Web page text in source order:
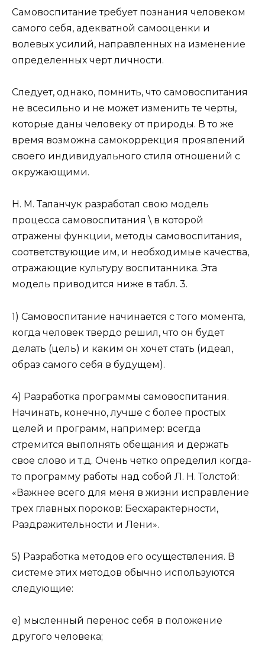
Самовоспитание требует познания человеком
самого себя, адекватной самооценки и
волевых усилий, направленных на изменение
определенных черт личности.
Следует, однако, помнить, что самовоспитания
не всесиль­но и не может изменить те черты,
которые даны человеку от природы. В то же
время возможна самокоррекция про­явлений
своего индивидуального стиля отношений с
окру­жающими.
Н. М. Таланчук разработал свою модель
процесса само­воспитания \ в которой
отражены функции, методы само­воспитания,
соответствующие им, и необходимые качества,
отражающие культуру воспитанника. Эта
модель приводит­ся ниже в табл. 3.
1) Самовоспитание начинается с того момента,
когда человек твердо решил, что он будет
делать (цель) и каким он хочет стать (идеал,
образ самого себя в будущем).
4) Разработка программы самовоспитания.
Начинать, конечно, лучше с более простых
целей и программ, например: всегда
стремится выполнять обещания и держать
свое слово и т.д. Очень четко определил когда-
то программу работы над собой Л. Н. Толстой:
«Важнее всего для меня в жизни исправление
трех главных пороков: Бесхарактерности,
Раздражительности и Лени».
5) Разработка методов его осуществления. В
системе этих методов обычно используются
следующие:
е) мысленный перенос себя в положение
другого человека;